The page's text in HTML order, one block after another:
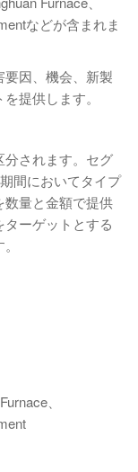
などが含まれま
要因、機会、新製
提供します。
分されます。セグ
間においてタイプ
数量と金額で提供
ーゲットとする
、